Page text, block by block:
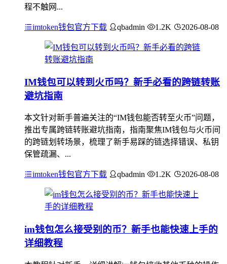
程不触网...
imtoken钱包官方下载 qbadmin 1.2K 2026-08-08
IM钱包可以转到火币吗？新手必看的跨链转账
避坑指南
本文针对新手普遍关注的“IM钱包能否转至火币”问题，
推出专属跨链转账避坑指南，指南聚焦IM钱包与火币间
的跨链划转场景，梳理了新手易踩的链选择错误、私钥
保管疏漏、...
imtoken钱包官方下载 qbadmin 1.2K 2026-08-08
im钱包怎么接受别的币？新手也能快速上手的
详细教程